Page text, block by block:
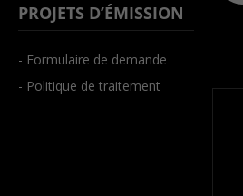
PROJETS D’ÉMISSION
- Formulaire de demande
- Politique de traitement